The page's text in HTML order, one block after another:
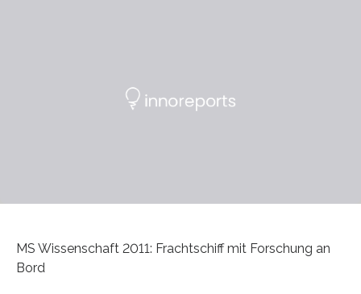
MS Wissenschaft 2011: Frachtschiff mit Forschung an
Bord